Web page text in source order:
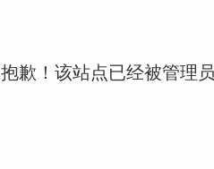
抱歉！该站点已经被管理